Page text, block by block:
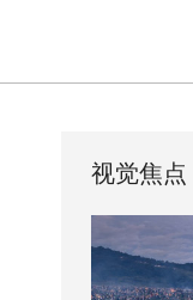
视觉焦点